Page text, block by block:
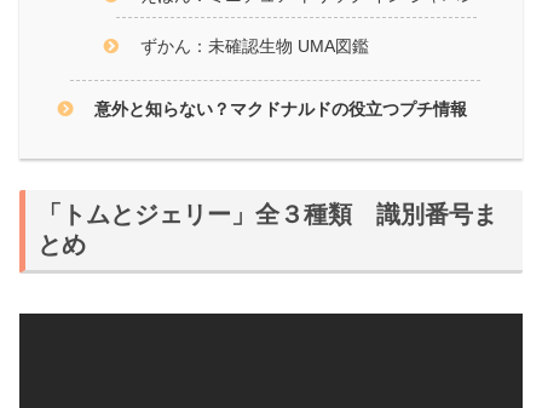
ずかん：未確認生物 UMA図鑑
意外と知らない？マクドナルドの役立つプチ情報
「トムとジェリー」全３種類 識別番号ま
とめ